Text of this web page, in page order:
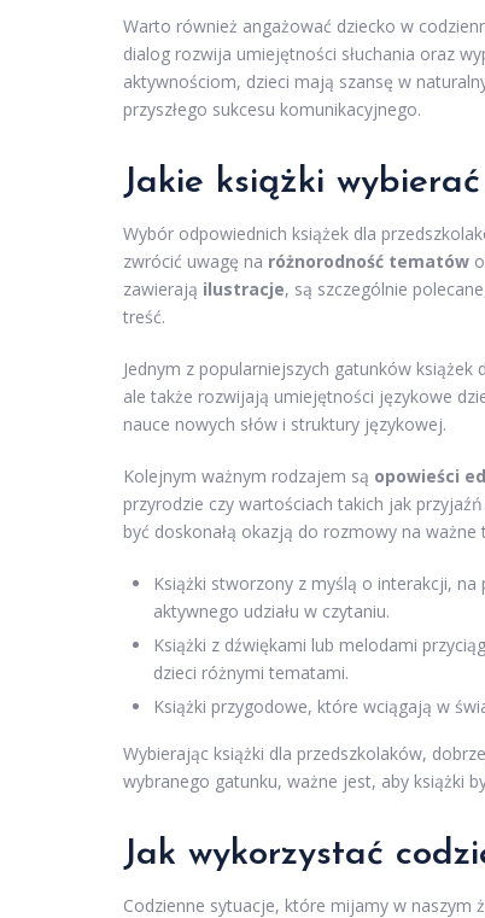
Warto również angażować dziecko w
dialog rozwija umiejętności słuchania oraz
aktywnościom, dzieci mają szansę w
przyszłego sukcesu komunikacyjnego.
Jakie książki
Wybór odpowiednich książek dla
zwrócić uwagę na różnorodność tematów
zawierają ilustracje, są szczególnie
treść.
Jednym z popularniejszych gatunków książek
ale także rozwijają umiejętności językowe
nauce nowych słów i struktury językowej.
Kolejnym ważnym rodzajem są opowieści
przyrodzie czy wartościach takich jak
być doskonałą okazją do rozmowy na ważne
Książki stworzony z myślą o interakcji,
aktywnego udziału w czytaniu.
Książki z dźwiękami lub melodami
dzieci różnymi tematami.
Książki przygodowe, które wciągają w
Wybierając książki dla przedszkolaków,
wybranego gatunku, ważne jest, aby książki
Jak wykorzystać
Codzienne sytuacje, które mijamy w naszym